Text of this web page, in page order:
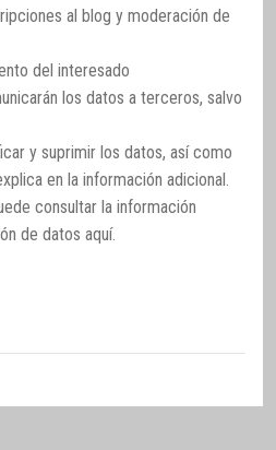
al blog y moderación de
del interesado
los datos a terceros, salvo
y suprimir los datos, así como
en la información adicional.
consultar la información
de datos aquí.